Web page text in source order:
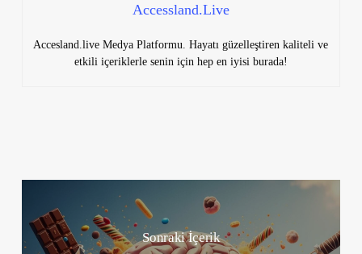
Accessland.Live
Accesland.live Medya Platformu. Hayatı güzelleştiren kaliteli ve
etkili içeriklerle senin için hep en iyisi burada!
Sonraki İçerik